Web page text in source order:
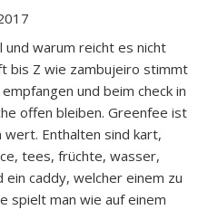
und warum reicht es nicht
bis Z wie zambujeiro stimmt
und beim check in
offen bleiben. Greenfee ist
Enthalten sind kart,
tees, früchte, wasser,
caddy, welcher einem zu
spielt man wie auf einem